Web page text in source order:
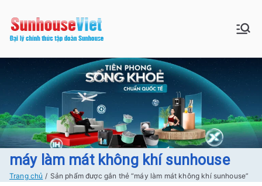
tới
nội
dung
Đồ gia dụng|
Điện gia
dụng|Nhà
bếp|Điện
Bán buôn bán lẻ hàng Sunhouse
Hà Nội
máy làm mát không khí sunhouse
Trang chủ Sản phẩm được gắn thẻ “máy làm mát không khí sunhouse”